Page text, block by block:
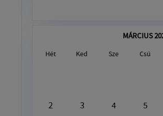
MÁRCIUS
Hét Ked Sze Csü
2 3 4 5